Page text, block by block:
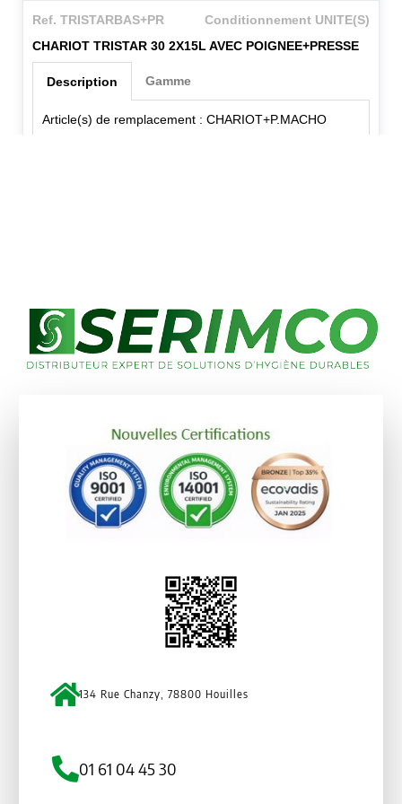
Ref. TRISTARBAS+PR
Conditionnement UNITE(S)
CHARIOT TRISTAR 30 2X15L AVEC POIGNEE+PRESSE
Description
Article(s) de remplacement : CHARIOT+P.MACHO
Gamme
134 Rue Chanzy, 78800 Houilles
01 61 04 45 30
Qui sommes nous